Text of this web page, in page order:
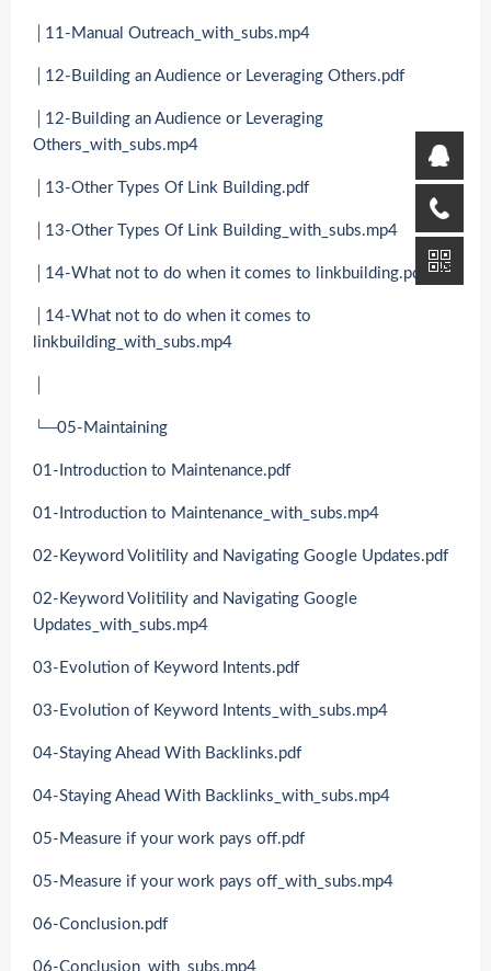
│11-Manual Outreach_with_subs.mp4
│12-Building an Audience or Leveraging Others.pdf
│12-Building an Audience or Leveraging
Others_with_subs.mp4
│13-Other Types Of Link Building.pdf
│13-Other Types Of Link Building_with_subs.mp4
│14-What not to do when it comes to linkbuilding.pdf
│14-What not to do when it comes to
linkbuilding_with_subs.mp4
└─05-Maintaining
01-Introduction to Maintenance.pdf
01-Introduction to Maintenance_with_subs.mp4
02-Keyword Volitility and Navigating Google Updates.pdf
02-Keyword Volitility and Navigating Google
Updates_with_subs.mp4
03-Evolution of Keyword Intents.pdf
03-Evolution of Keyword Intents_with_subs.mp4
04-Staying Ahead With Backlinks.pdf
04-Staying Ahead With Backlinks_with_subs.mp4
05-Measure if your work pays off.pdf
05-Measure if your work pays off_with_subs.mp4
06-Conclusion.pdf
06-Conclusion_with_subs.mp4